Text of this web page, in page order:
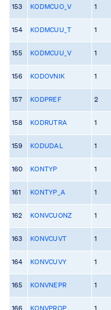
153 KODMCUO_V 1
154 KODMCUU_T 1
155 KODMCUU_V 1
156 KODOVNIK 1
157 KODPREF 2
158 KODRUTRA 1
159 KODUDAL 1
160 KONTYP 1
161 KONTYP_A 1
162 KONVCUONZ 1
163 KONVCUVT 1
164 KONVCUVY 1
165 KONVNEPR 1
166 KONVPROP 1